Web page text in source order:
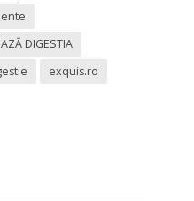
DIGESTIA
exquis.ro